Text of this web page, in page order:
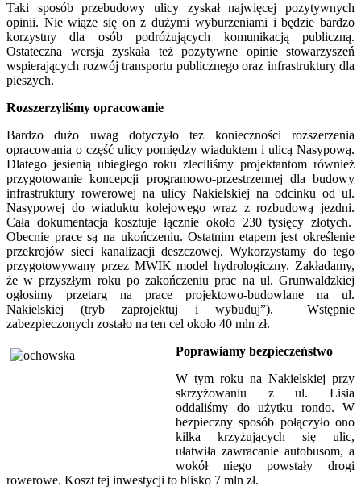
Taki sposób przebudowy ulicy zyskał najwięcej pozytywnych
opinii. Nie wiąże się on z dużymi wyburzeniami i będzie bardzo
korzystny dla osób podróżujących komunikacją publiczną.
Ostateczna wersja zyskała też pozytywne opinie stowarzyszeń
wspierających rozwój transportu publicznego oraz infrastruktury dla
pieszych.
Rozszerzyliśmy opracowanie
Bardzo dużo uwag dotyczyło tez konieczności rozszerzenia
opracowania o część ulicy pomiędzy wiaduktem i ulicą Nasypową.
Dlatego jesienią ubiegłego roku zleciliśmy projektantom również
przygotowanie koncepcji programowo-przestrzennej dla budowy
infrastruktury rowerowej na ulicy Nakielskiej na odcinku od ul.
Nasypowej do wiaduktu kolejowego wraz z rozbudową jezdni.
Cała dokumentacja kosztuje łącznie około 230 tysięcy złotych.
Obecnie prace są na ukończeniu. Ostatnim etapem jest określenie
przekrojów sieci kanalizacji deszczowej. Wykorzystamy do tego
przygotowywany przez MWIK model hydrologiczny. Zakładamy,
że w przyszłym roku po zakończeniu prac na ul. Grunwaldzkiej
ogłosimy przetarg na prace projektowo-budowlane na ul.
Nakielskiej (tryb zaprojektuj i wybuduj”). Wstępnie
zabezpieczonych zostało na ten cel około 40 mln zł.
Poprawiamy bezpieczeństwo
W tym roku na Nakielskiej przy
skrzyżowaniu z ul. Lisia
oddaliśmy do użytku rondo. W
bezpieczny sposób połączyło ono
kilka krzyżujących się ulic,
ułatwiła zawracanie autobusom, a
wokół niego powstały drogi
rowerowe. Koszt tej inwestycji to blisko 7 mln zł.